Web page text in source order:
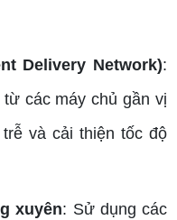
Delivery Network):
các máy chủ gần vị
và cải thiện tốc độ
xuyên: Sử dụng các